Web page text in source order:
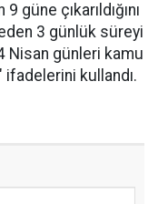
güne çıkarıldığını
3 günlük süreyi
Nisan günleri kamu
ifadelerini kullandı.